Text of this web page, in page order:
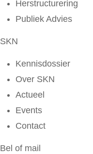
Herstructurering
Publiek Advies
SKN
Kennisdossier
Over SKN
Actueel
Events
Contact
Bel of mail